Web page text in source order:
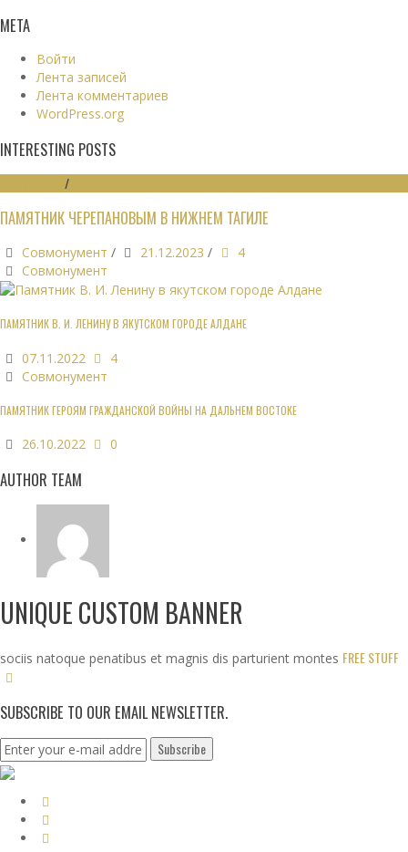
МЕТА
Войти
Лента записей
Лента комментариев
WordPress.org
INTERESTING POSTS
/
ПАМЯТНИК ЧЕРЕПАНОВЫМ В НИЖНЕМ ТАГИЛЕ
Совмонумент / 21.12.2023 /
4
Совмонумент
ПАМЯТНИК В. И. ЛЕНИНУ В ЯКУТСКОМ ГОРОДЕ АЛДАНЕ
07.11.2022
4
Совмонумент
ПАМЯТНИК ГЕРОЯМ ГРАЖДАНСКОЙ ВОЙНЫ НА ДАЛЬНЕМ ВОСТОКЕ
26.10.2022 0
AUTHOR TEAM
UNIQUE CUSTOM BANNER
sociis natoque penatibus et magnis dis parturient montes FREE STUFF
SUBSCRIBE TO OUR EMAIL NEWSLETTER.